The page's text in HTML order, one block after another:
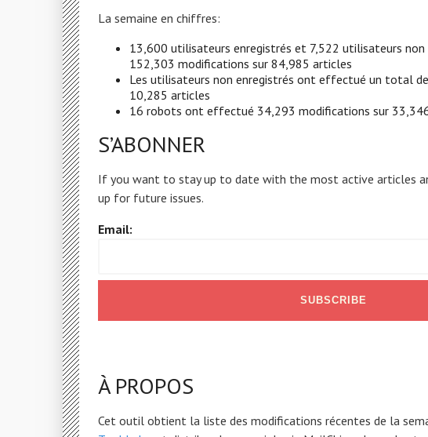
La semaine en chiffres:
13,600 utilisateurs enregistrés et 7,522 utilisateurs
152,303 modifications sur 84,985 articles
Les utilisateurs non enregistrés ont effectué un total
10,285 articles
16 robots ont effectué 34,293 modifications sur
S’ABONNER
If you want to stay up to date with the most active articles
up for future issues.
Email:
À PROPOS
Cet outil obtient la liste des modifications récentes de la